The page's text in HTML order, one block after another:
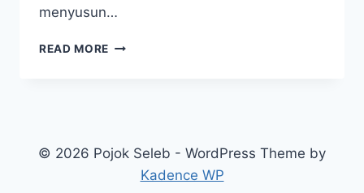
menyusun…
READ MORE KONFLIK
LANGKAH
CEPAT
© 2026 Pojok Seleb - WordPress Theme by
Kadence WP